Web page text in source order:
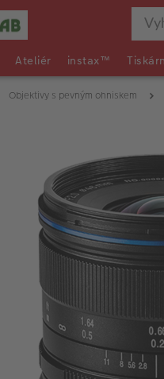
Ateliér instax™
Objektivy s pevným ohniskem